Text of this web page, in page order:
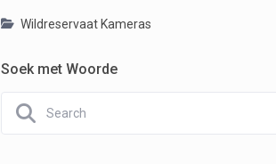
Wildreservaat Kameras
Soek met Woorde